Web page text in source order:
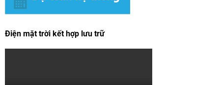
Điện mặt trời kết hợp lưu trữ